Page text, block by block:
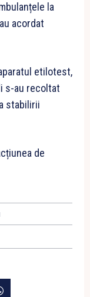
la
acordat
etilotest,
s-au recoltat
stabilirii
de